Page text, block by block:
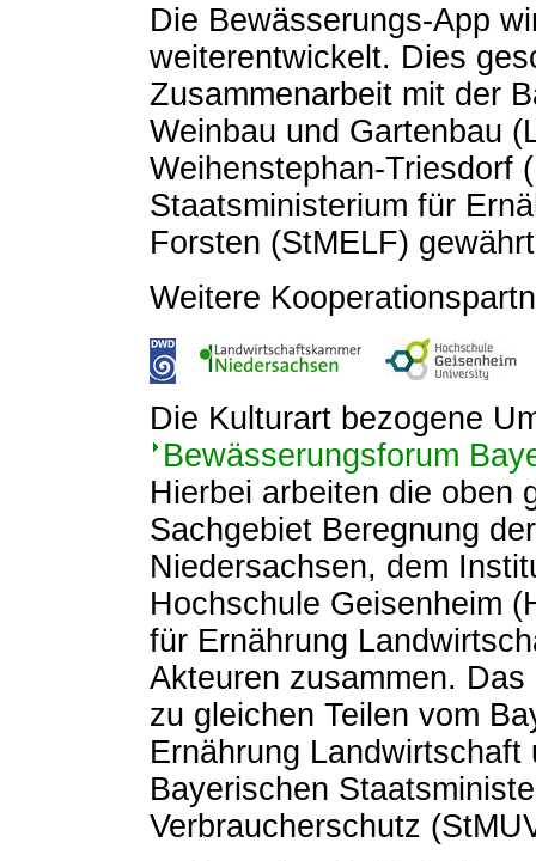
Die Bewässerungs-App
weiterentwickelt. Dies
Zusammenarbeit mit der
Weinbau und Gartenbau
Weihenstephan-Triesdorf
Staatsministerium für
Forsten (StMELF)
Weitere
Die Kulturart bezogene
Bewässerungsforum
Hierbei arbeiten die oben
Sachgebiet Beregnung
Niedersachsen, dem
Hochschule Geisenheim
für Ernährung
Akteuren zusammen.
zu gleichen Teilen vom
Ernährung
Bayerischen
Verbraucherschutz